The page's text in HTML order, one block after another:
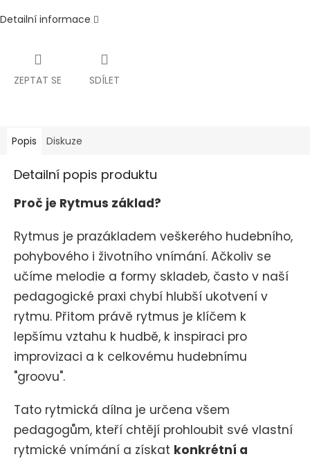
Detailní informace
ZEPTAT SE SDÍLET
Popis Diskuze
Detailní popis produktu
Proč je Rytmus základ?
Rytmus je prazákladem veškerého hudebního,
pohybového i životního vnímání. Ačkoliv se
učíme melodie a formy skladeb, často v naší
pedagogické praxi chybí hlubší ukotvení v
rytmu. Přitom právě rytmus je klíčem k
lepšímu vztahu k hudbě, k inspiraci pro
improvizaci a k celkovému hudebnímu
"groovu".
Tato rytmická dílna je určena všem
pedagogům, kteří chtějí prohloubit své vlastní
rytmické vnímání a získat konkrétní a